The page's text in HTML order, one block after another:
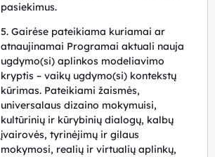
pasiekimus.
5. Gairėse pateikiama kuriamai ar
atnaujinamai Programai aktuali nauja
ugdymo(si) aplinkos modeliavimo
kryptis – vaikų ugdymo(si) kontekstų
kūrimas. Pateikiami žaismės,
universalaus dizaino mokymuisi,
kultūrinių ir kūrybinių dialogų, kalbų
įvairovės, tyrinėjimų ir gilaus
mokymosi, realių ir virtualių aplinkų,